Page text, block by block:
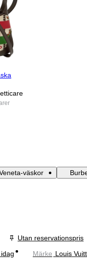
väskor
Utan reservationspris
Märke Louis